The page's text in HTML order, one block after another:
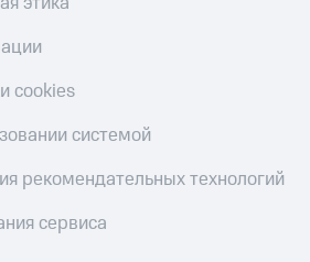
cookies
системой
рекомендательных технологий
сервиса